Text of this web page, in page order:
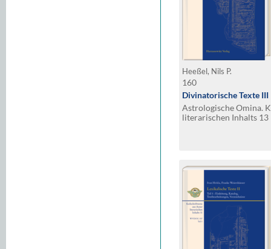
Heeßel, Nils P.
160
Divinatorische Texte III
Astrologische Omina.
literarischen Inhalts 13